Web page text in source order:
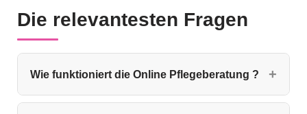
Die relevantesten Fragen
Wie funktioniert die Online Pflegeberatung ?